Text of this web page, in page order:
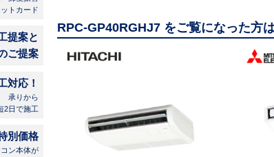
トカード
提案と
ご提案
対応！
承りから
2日で施工
別価格
ン本体が
RPC-GP40RGHJ7 をご覧になった方